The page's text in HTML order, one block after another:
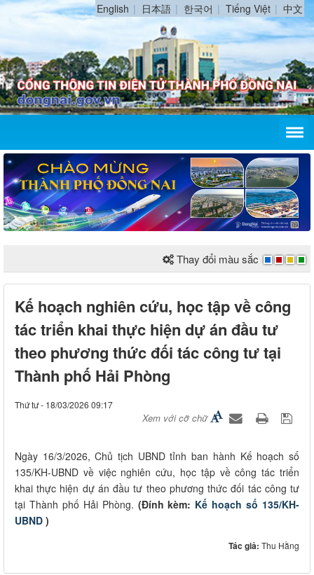
English 日本語 한국어 Tiếng Việt 中文
Thay đổi màu sắc
Kế hoạch nghiên cứu, học tập về công
tác triển khai thực hiện dự án đầu tư
theo phương thức đối tác công tư tại
Thành phố Hải Phòng
Thứ tư - 18/03/2026 09:17
Xem với cỡ chữ
Ngày 16/3/2026, Chủ tịch UBND tỉnh ban hành Kế hoạch số
135/KH-UBND về việc nghiên cứu, học tập về công tác triển
khai thực hiện dự án đầu tư theo phương thức đối tác công tư
tại Thành phố Hải Phòng. (Đính kèm: Kế hoạch số 135/KH-
UBND )
Tác giả: Thu Hằng